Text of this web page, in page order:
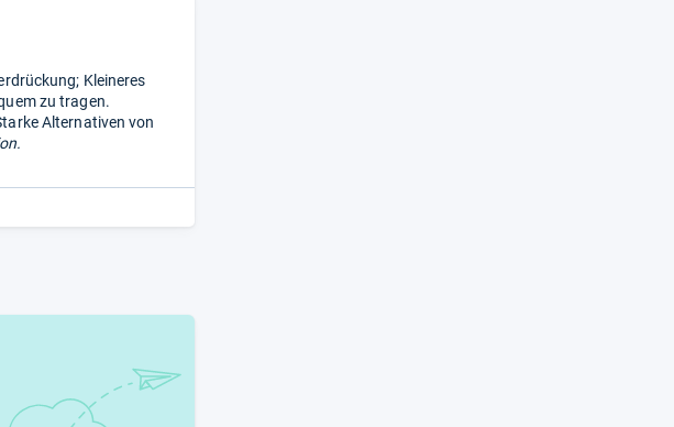
Kleineres
zu tragen.
Alternativen von